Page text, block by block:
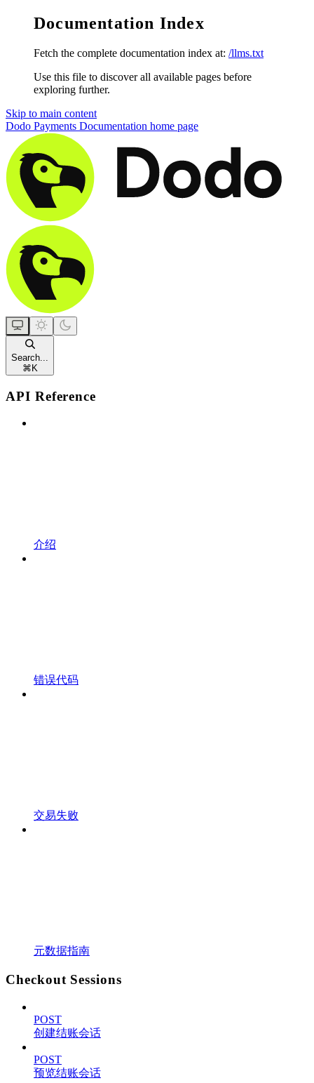
Documentation Index
Fetch the complete documentation index at: /llms.txt
Use this file to discover all available pages before
exploring further.
Skip to main content
Dodo Payments Documentation home page
Search...
⌘ K
API Reference
介绍
错误代码
交易失败
元数据指南
Checkout Sessions
POST
创建结账会话
POST
预览结账会话